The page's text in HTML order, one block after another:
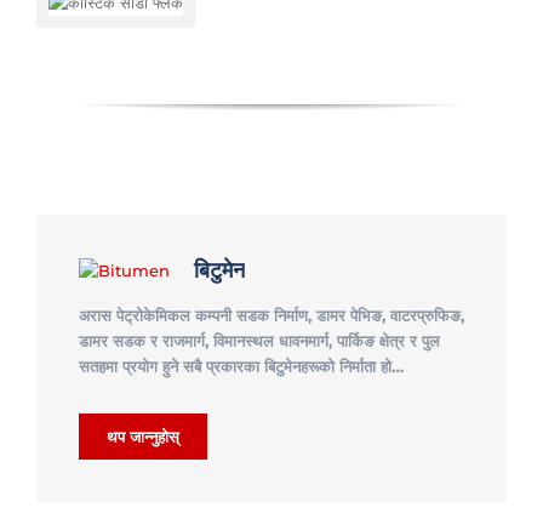
बिटुमेन
अरास पेट्रोकेमिकल कम्पनी सडक निर्माण, डामर पेभिङ, वाटरप्रुफिङ,
डामर सडक र राजमार्ग, विमानस्थल धावनमार्ग, पार्किङ क्षेत्र र पुल
सतहमा प्रयोग हुने सबै प्रकारका बिटुमेनहरूको निर्माता हो…
थप जान्नुहोस्